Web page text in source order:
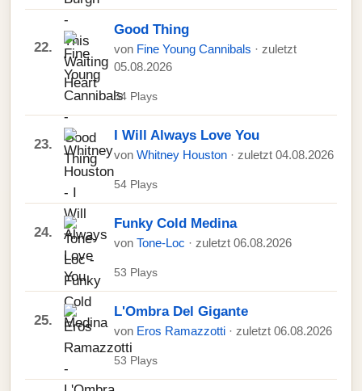
22.
Good Thing
von Fine Young Cannibals · zuletzt
05.08.2026
54 Plays
23.
I Will Always Love You
von Whitney Houston · zuletzt 04.08.2026
54 Plays
24.
Funky Cold Medina
von Tone-Loc · zuletzt 06.08.2026
53 Plays
25.
L'Ombra Del Gigante
von Eros Ramazzotti · zuletzt 06.08.2026
53 Plays